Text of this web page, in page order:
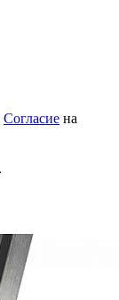
Согласие на